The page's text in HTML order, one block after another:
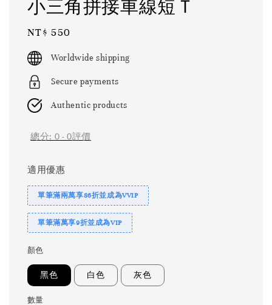
小三角拼接車線短Ｔ
Regular
price
NT$ 550
Worldwide shipping
Secure payments
Authentic products
總分: 0 - 0評價
適用優惠
單筆滿兩萬享86折並成為VVIP
單筆滿萬享9折並成為VIP
顏色
黑色 白色 灰色
數量